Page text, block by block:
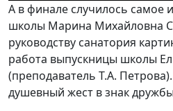
А в финале случилось самое
школы Марина Михайловна
руководству санатория
работа выпускницы школы
(преподаватель Т.А. Петрова)
душевный жест в знак